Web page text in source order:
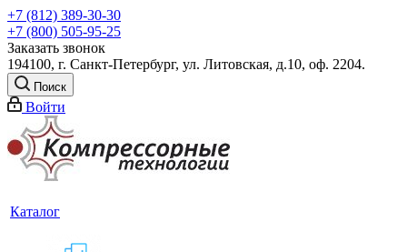
+7 (812) 389-30-30
+7 (800) 505-95-25
Заказать звонок
194100, г. Санкт-Петербург, ул. Литовская, д.10, оф. 2204.
Поиск
Войти
Каталог